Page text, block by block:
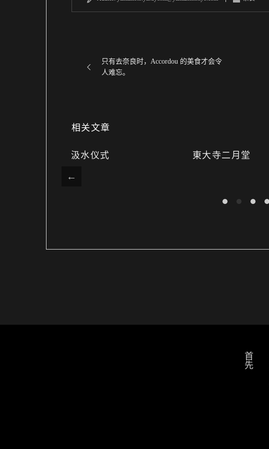
只有去奈良时，Accordou 的美食才会令
人难忘。
相关文章
汲水仪式 東大寺二月堂
首先